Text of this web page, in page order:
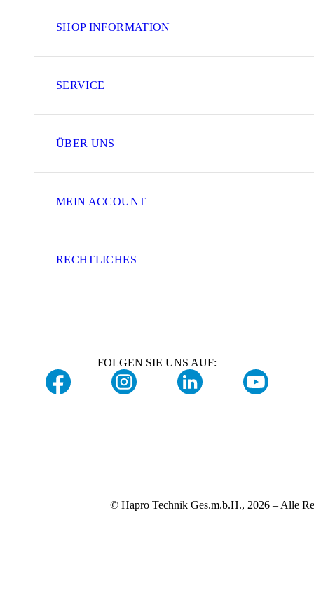
SHOP INFORMATION
SERVICE
ÜBER UNS
MEIN ACCOUNT
RECHTLICHES
FOLGEN SIE UNS AUF:
© Hapro Technik Ges.m.b.H., 2026 – Alle